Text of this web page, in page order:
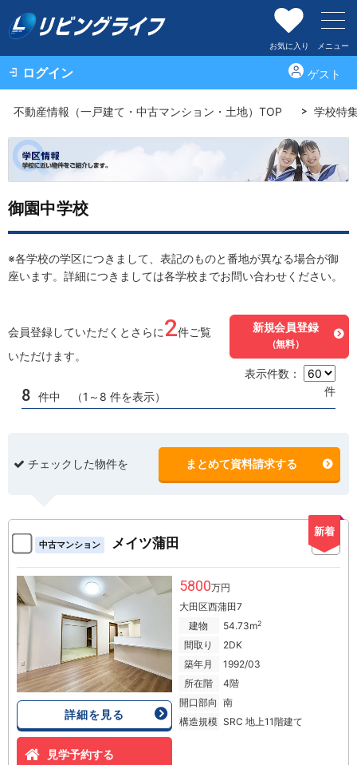
お気に入り メニュー
ログイン ゲスト
不動産情報（一戸建て・中古マンション・土地）TOP 学校特
御園中学校
※各学校の学区につきまして、表記のものと番地が異なる場合が御
座います。詳細につきましては各学校までお問い合わせください。
会員登録していただくとさらに2件ご覧
いただけます。
新規会員登録
（無料）
8 件中 （1～8 件を表示）
表示件数：
件
チェックした物件を まとめて資料請求する
新着
中古マンション メイツ蒲田
詳細を見る
見学予約する
5800万円
大田区西蒲田7
建物
54.73m2
間取り
2DK
築年月
1992/03
所在階
4階
開口部向 南
構造規模 SRC 地上11階建て